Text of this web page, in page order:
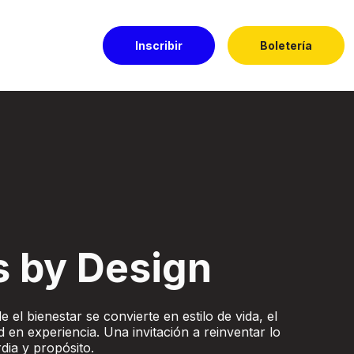
Inscribir Boletería
by Design
el bienestar se convierte en estilo de vida, el
en experiencia. Una invitación a reinventar lo
y propósito.